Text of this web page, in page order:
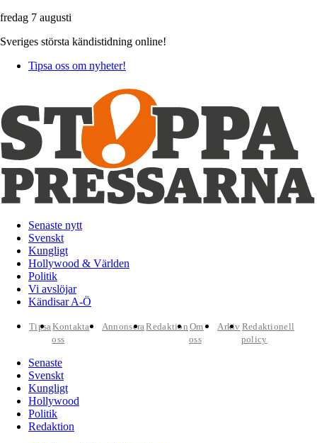
fredag 7 augusti
Sveriges största kändistidning online!
Tipsa oss om nyheter!
Senaste nytt
Svenskt
Kungligt
Hollywood & Världen
Politik
Vi avslöjar
Kändisar A-Ö
TipsaKontakta
oss
AnnonseraRedaktion Om
oss
Arkiv Redaktionell
policy
Senaste
Svenskt
Kungligt
Hollywood
Politik
Redaktion